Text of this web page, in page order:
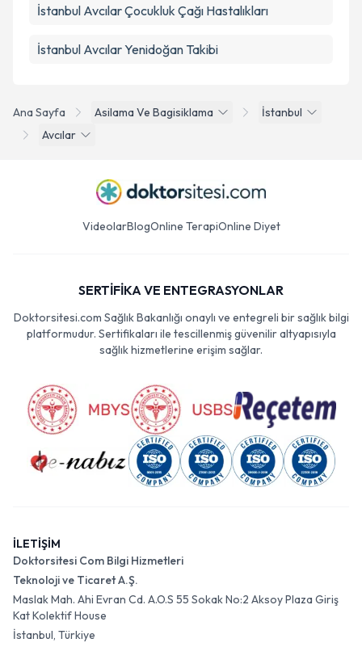
Ana Sayfa Asilama Ve Bagisiklama
İstanbul
Avcılar
İstanbul Avcılar Çocukluk Çağı Hastalıkları
İstanbul Avcılar Yenidoğan Takibi
VideolarBlogOnline TerapiOnline Diyet
SERTİFİKA VE ENTEGRASYONLAR
Doktorsitesi.com Sağlık Bakanlığı onaylı ve entegreli bir sağlık bilgi
platformudur. Sertifikaları ile tescillenmiş güvenilir altyapısıyla
sağlık hizmetlerine erişim sağlar.
İLETİŞİM
Doktorsitesi Com Bilgi Hizmetleri
Teknoloji ve Ticaret A.Ş.
Maslak Mah. Ahi Evran Cd. A.O.S 55 Sokak No:2 Aksoy Plaza Giriş
Kat Kolektif House
İstanbul, Türkiye